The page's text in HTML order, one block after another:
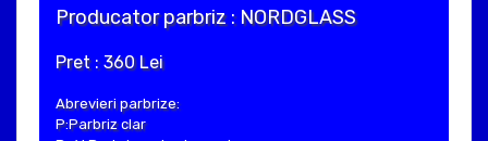
Producator parbriz : NORDGLASS
Pret : 360 Lei
Abrevieri parbrize:
P:Parbriz clar